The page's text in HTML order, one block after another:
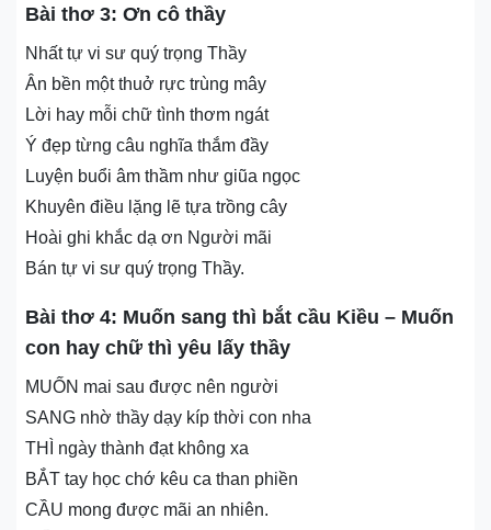
Bài thơ 3: Ơn cô thầy
Nhất tự vi sư quý trọng Thầy
Ân bền một thuở rực trùng mây
Lời hay mỗi chữ tình thơm ngát
Ý đẹp từng câu nghĩa thắm đầy
Luyện buổi âm thầm như giũa ngọc
Khuyên điều lặng lẽ tựa trồng cây
Hoài ghi khắc dạ ơn Người mãi
Bán tự vi sư quý trọng Thầy.
Bài thơ 4: Muốn sang thì bắt cầu Kiều – Muốn
con hay chữ thì yêu lấy thầy
MUỐN mai sau được nên người
SANG nhờ thầy dạy kíp thời con nha
THÌ ngày thành đạt không xa
BẮT tay học chớ kêu ca than phiền
CẦU mong được mãi an nhiên.